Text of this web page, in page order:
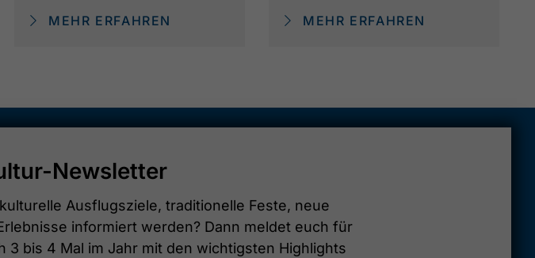
MEHR ERFAHREN MEHR ERFAHREN
Newsletter
Ausflugsziele, traditionelle Feste, neue
informiert werden? Dann meldet euch für
bis 4 Mal im Jahr mit den wichtigsten Highlights